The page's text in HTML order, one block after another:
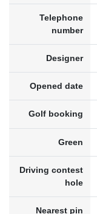
Telephone
number
Designer
Opened date
Golf booking
Green
Driving contest
hole
Nearest pin